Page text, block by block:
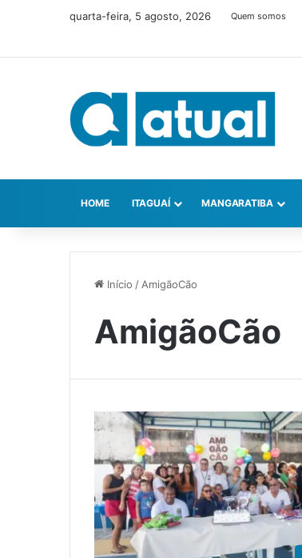
quarta-feira, 5 agosto, 2026 Quem somos
HOME ITAGUAÍ MANGARATIBA
Início /AmigãoCão
AmigãoCão